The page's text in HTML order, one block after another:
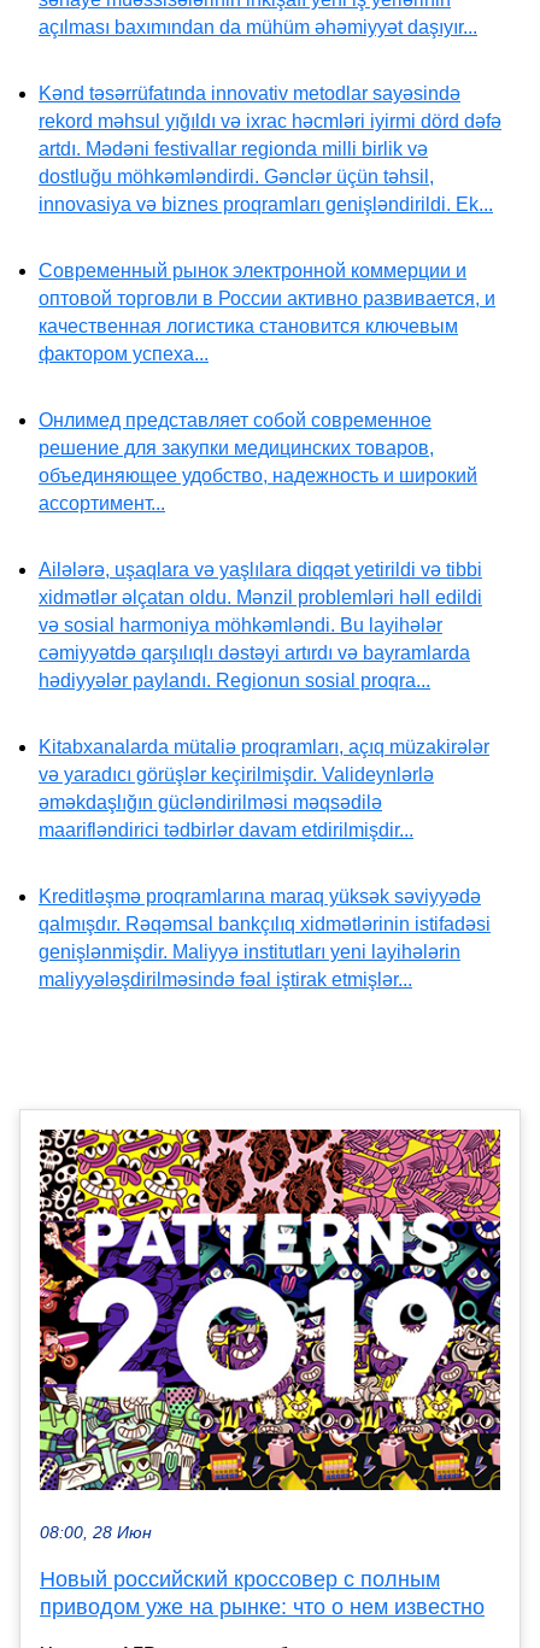
açılması baxımından da mühüm əhəmiyyət daşıyır...
Kənd təsərrüfatında innovativ metodlar sayəsində
rekord məhsul yığıldı və ixrac həcmləri iyirmi dörd dəfə
artdı. Mədəni festivallar regionda milli birlik və
dostluğu möhkəmləndirdi. Gənclər üçün təhsil,
innovasiya və biznes proqramları genişləndirildi. Ek...
Современный рынок электронной коммерции и
оптовой торговли в России активно развивается, и
качественная логистика становится ключевым
фактором успеха...
Онлимед представляет собой современное
решение для закупки медицинских товаров,
объединяющее удобство, надежность и широкий
ассортимент...
Ailələrə, uşaqlara və yaşlılara diqqət yetirildi və tibbi
xidmətlər əlçatan oldu. Mənzil problemləri həll edildi
və sosial harmoniya möhkəmləndi. Bu layihələr
cəmiyyətdə qarşılıqlı dəstəyi artırdı və bayramlarda
hədiyyələr paylandı. Regionun sosial proqra...
Kitabxanalarda mütaliə proqramları, açıq müzakirələr
və yaradıcı görüşlər keçirilmişdir. Valideynlərlə
əməkdaşlığın gücləndirilməsi məqsədilə
maarifləndirici tədbirlər davam etdirilmişdir...
Kreditləşmə proqramlarına maraq yüksək səviyyədə
qalmışdır. Rəqəmsal bankçılıq xidmətlərinin istifadəsi
genişlənmişdir. Maliyyə institutları yeni layihələrin
maliyyələşdirilməsində fəal iştirak etmişlər...
08:00, 28 Июн
Новый российский кроссовер с полным
приводом уже на рынке: что о нем известно